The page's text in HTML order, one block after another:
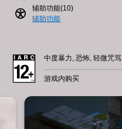
辅助功能(10)
辅助功能
中度暴力, 恐怖, 轻微咒骂
游戏内购买